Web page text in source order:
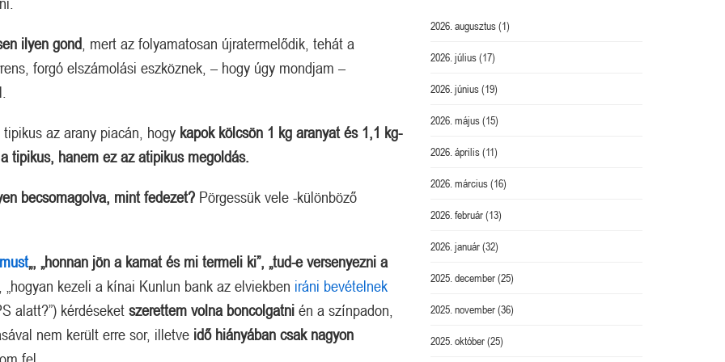
ilyen gond , mert az folyamatosan újratermelődik, tehát a
forgó elszámolási eszköznek, – hogy úgy mondjam –
az arany piacán, hogy kapok kölcsön 1 kg aranyat és 1,1 kg-
tipikus, hanem ez az atipikus megoldás.
becsomagolva, mint fedezet? Pörgessük vele -különböző
„, „honnan jön a kamat és mi termeli ki”, „tud-e versenyezni a
„hogyan kezeli a kínai Kunlun bank az elviekben iráni bevételnek
alatt?”) kérdéseket szerettem volna boncolgatni én a színpadon,
nem került erre sor, illetve idő hiányában csak nagyon
2026. augusztus(1)
2026. július(17)
2026. június(19)
2026. május(15)
2026. április(11)
2026. március(16)
2026. február(13)
2026. január(32)
2025. december(25)
2025. november(36)
2025. október(25)